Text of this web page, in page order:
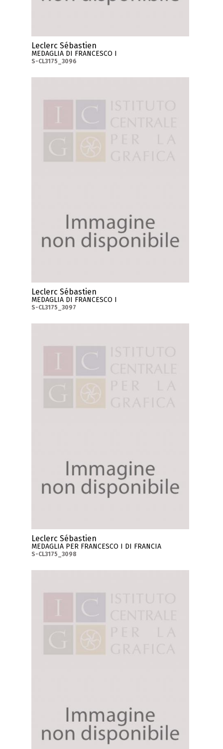
Leclerc Sébastien
MEDAGLIA DI FRANCESCO I
S-CL3175_3096
Leclerc Sébastien
MEDAGLIA DI FRANCESCO I
S-CL3175_3097
Leclerc Sébastien
MEDAGLIA PER FRANCESCO I DI FRANCIA
S-CL3175_3098